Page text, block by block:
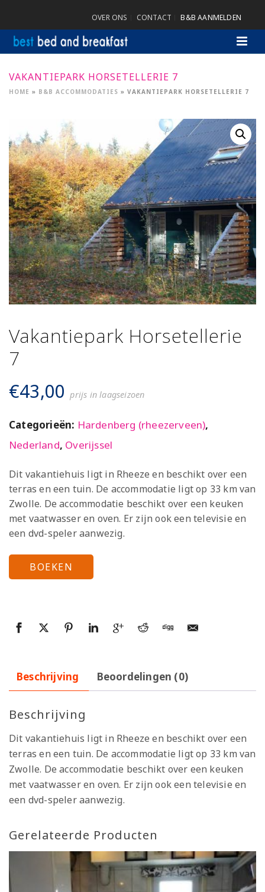
OVER ONS CONTACT B&B AANMELDEN
VAKANTIEPARK HORSETELLERIE 7
HOME » B&B ACCOMMODATIES » VAKANTIEPARK HORSETELLERIE 7
Vakantiepark Horsetellerie
7
€43,00 prijs in laagseizoen
Categorieën: Hardenberg (rheezerveen),
Nederland, Overijssel
Dit vakantiehuis ligt in Rheeze en beschikt over een
terras en een tuin. De accommodatie ligt op 33 km van
Zwolle. De accommodatie beschikt over een keuken
met vaatwasser en oven. Er zijn ook een televisie en
een dvd-speler aanwezig.
BOEKEN
Beschrijving Beoordelingen (0)
Beschrijving
Dit vakantiehuis ligt in Rheeze en beschikt over een
terras en een tuin. De accommodatie ligt op 33 km van
Zwolle. De accommodatie beschikt over een keuken
met vaatwasser en oven. Er zijn ook een televisie en
een dvd-speler aanwezig.
Gerelateerde Producten